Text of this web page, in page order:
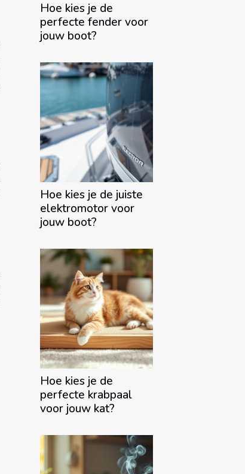
Hoe kies je de
perfecte fender voor
jouw boot?
Hoe kies je de juiste
elektromotor voor
jouw boot?
Hoe kies je de
perfecte krabpaal
voor jouw kat?